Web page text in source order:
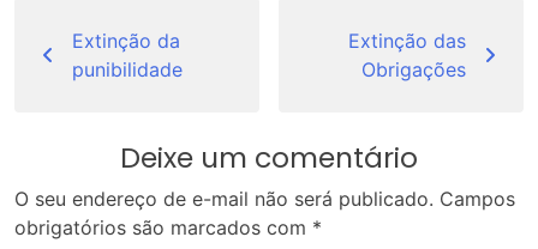
de
Post
Extinção da
punibilidade
Extinção das
Obrigações
Deixe um comentário
O seu endereço de e-mail não será publicado. Campos
obrigatórios são marcados com *